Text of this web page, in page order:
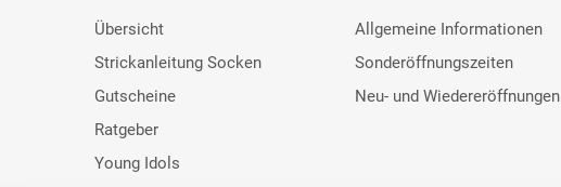
Übersicht
Strickanleitung Socken
Gutscheine
Ratgeber
Young Idols
Allgemeine Informationen
Sonderöffnungszeiten
Neu- und Wiedereröffnungen